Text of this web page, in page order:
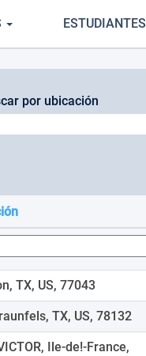
ESTUDIANTES
por ubicación
TX, US, 77043
TX, US, 78132
Ile-de!-France,